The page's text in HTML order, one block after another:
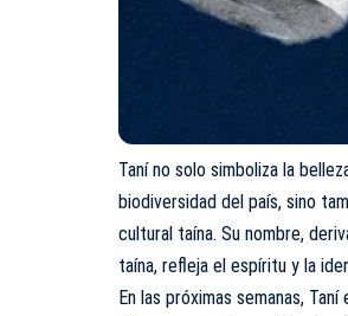
Taní no solo simboliza la
biodiversidad del país, sino
cultural taína. Su nombre,
taína, refleja el espíritu y la
En las próximas semanas,